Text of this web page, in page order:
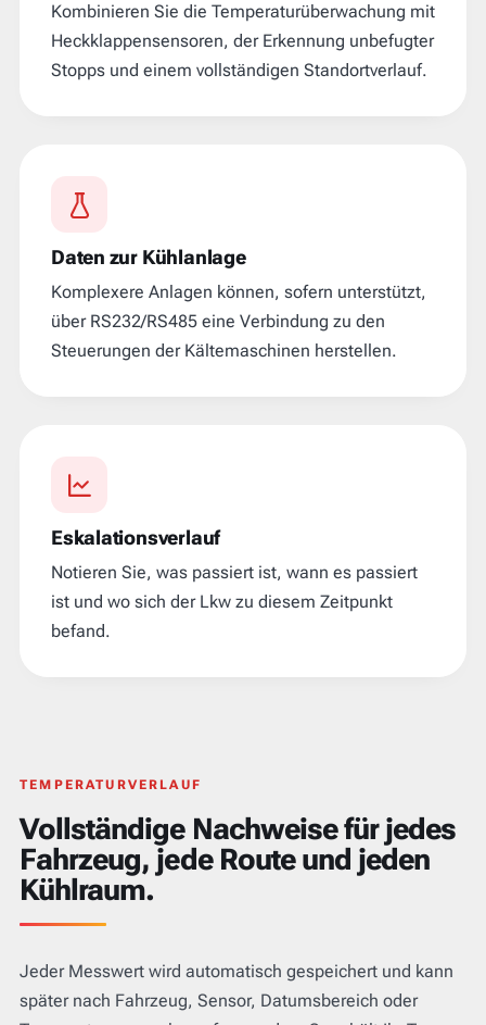
Kombinieren Sie die Temperaturüberwachung mit
Heckklappensensoren, der Erkennung unbefugter
Stopps und einem vollständigen Standortverlauf.
Daten zur Kühlanlage
Komplexere Anlagen können, sofern unterstützt,
über RS232/RS485 eine Verbindung zu den
Steuerungen der Kältemaschinen herstellen.
Eskalationsverlauf
Notieren Sie, was passiert ist, wann es passiert
ist und wo sich der Lkw zu diesem Zeitpunkt
befand.
TEMPERATURVERLAUF
Vollständige Nachweise für jedes
Fahrzeug, jede Route und jeden
Kühlraum.
Jeder Messwert wird automatisch gespeichert und kann
später nach Fahrzeug, Sensor, Datumsbereich oder